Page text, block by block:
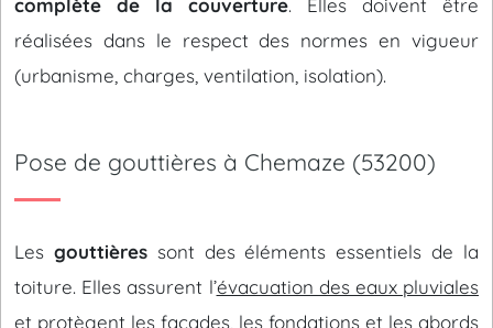
réalisées dans le respect des normes en vigueur
(urbanisme, charges, ventilation, isolation).
Pose de gouttières à Chemaze (53200)
Les gouttièressont des éléments essentiels de la
toiture. Elles assurent l’évacuation des eaux pluviales
et protègent les façades, les fondations et les abords